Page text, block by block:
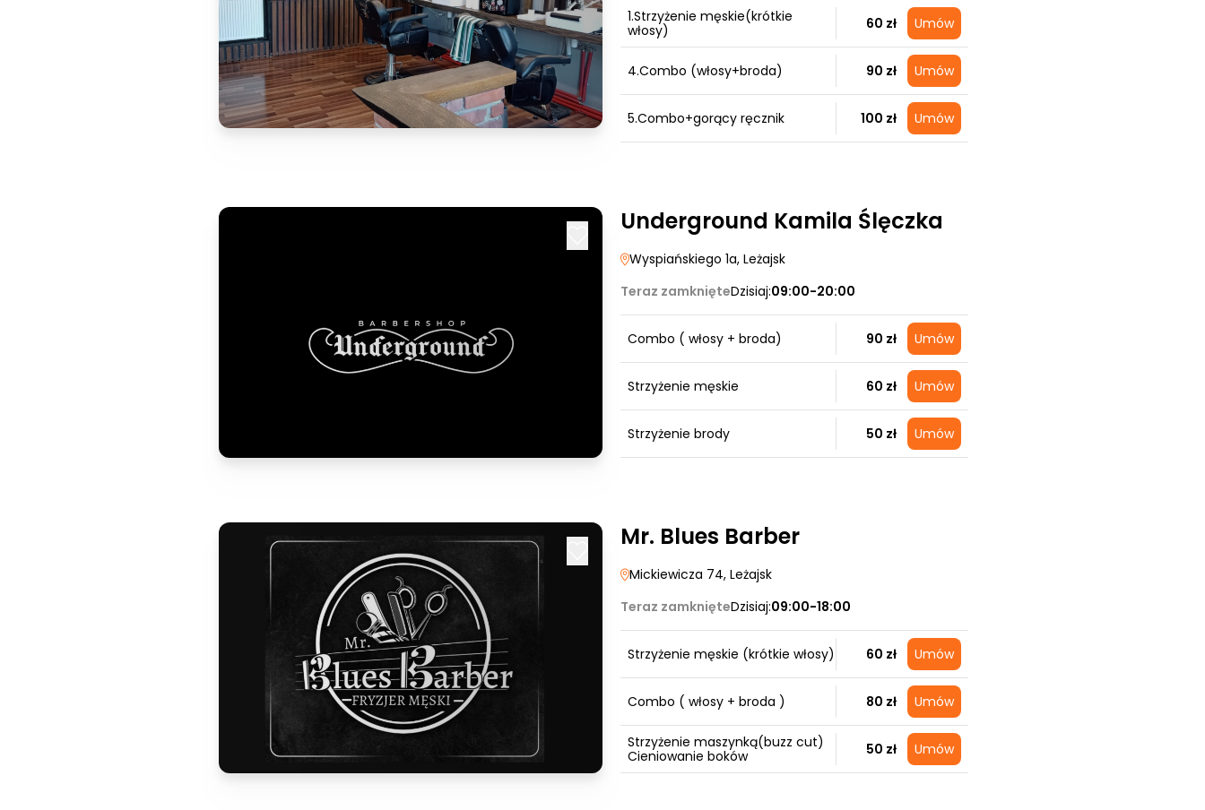
1.Strzyżenie męskie(krótkie
włosy)
60 zł Umów
4.Combo (włosy+broda) 90 zł Umów
5.Combo+gorący ręcznik 100 zł Umów
Underground Kamila Ślęczka
Wyspiańskiego 1a, Leżajsk
Teraz zamknięteDzisiaj:09:00-20:00
Combo ( włosy + broda) 90 zł Umów
Strzyżenie męskie 60 zł Umów
Strzyżenie brody 50 zł Umów
Mr. Blues Barber
Mickiewicza 74, Leżajsk
Teraz zamknięteDzisiaj:09:00-18:00
Strzyżenie męskie (krótkie włosy) 60 zł Umów
Combo ( włosy + broda ) 80 zł Umów
Strzyżenie maszynką(buzz cut)
Cieniowanie boków
50 zł Umów